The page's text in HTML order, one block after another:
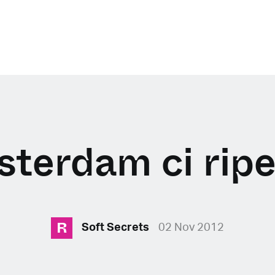
ci
R Soft Secrets 02 Nov 2012